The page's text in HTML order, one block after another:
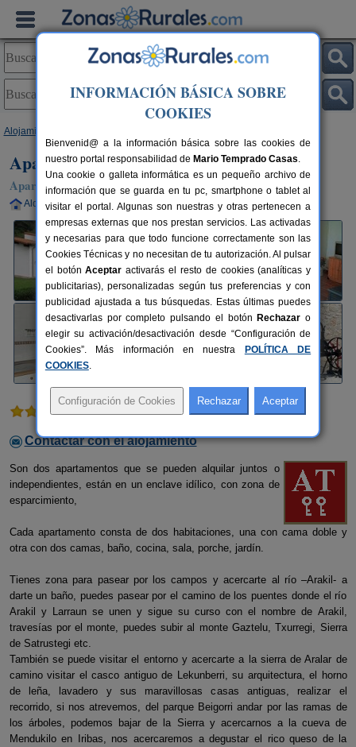
Alojamientos
Apartamentos Rurales Txastarena
Apartamentos Rurales en Urritzola / Arakil (Navarra)
Alquiler completo 4-8+2 plazas 20 km de Pamplona
1 comentario
Contactar con el alojamiento
Son dos apartamentos que se pueden alquilar juntos o
independientes, están en un enclave idílico, con zona de
esparcimiento,
Cada apartamento consta de dos habitaciones, una con cama doble y
otra con dos camas, baño, cocina, sala, porche, jardín.
Tienes zona para pasear por los campos y acercarte al río –Arakil- a
darte un baño, puedes pasear por el camino de los puentes donde el río
Arakil y Larraun se unen y sigue su curso con el nombre de Arakil,
travesías por el monte, puedes subir al monte Gaztelu, Txurregi, Sierra
de Satrustegi etc.
También se puede visitar el entorno y acercarte a la sierra de Aralar de
camino visitar el casco antiguo de Lekunberri, su arquitectura, el horno
de leña, lavadero y sus maravillosas casas antiguas, realizar el
recorrido, si nos atrevemos, del parque Beigorri andar por las ramas de
los árboles, podemos bajar de la Sierra y acercarnos a la cueva de
Mendukilo en Iribas, nos acercaremos a degustar el rico queso de la
INFORMACIÓN BÁSICA SOBRE
COOKIES
Bienvenid@ a la información básica sobre las cookies de
nuestro portal responsabilidad de Mario Temprado Casas.
Una cookie o galleta informática es un pequeño archivo de
información que se guarda en tu pc, smartphone o tablet al
visitar el portal. Algunas son nuestras y otras pertenecen a
empresas externas que nos prestan servicios. Las activadas
y necesarias para que todo funcione correctamente son las
Cookies Técnicas y no necesitan de tu autorización. Al pulsar
el botónAceptar activarás el resto de cookies (analíticas y
publicitarias), personalizadas según tus preferencias y con
publicidad ajustada a tus búsquedas. Estas últimas puedes
desactivarlas por completo pulsando el botón Rechazar o
elegir su activación/desactivación desde “Configuración de
Cookies”. Más información en nuestra
POLÍTICA DE
COOKIES.